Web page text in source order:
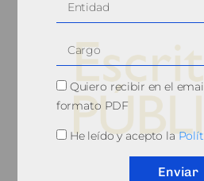
© 2010, Consejo General
Quiero recibir en el
formato PDF
He leído y acepto la
Enviar